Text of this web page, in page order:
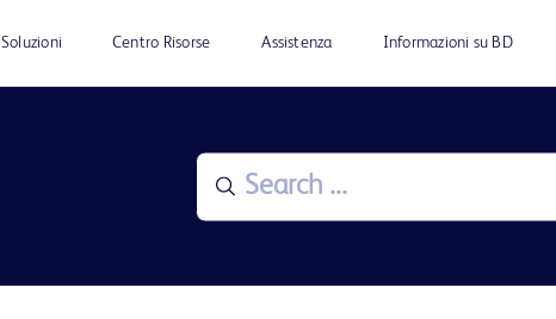
Soluzioni Centro Risorse Assistenza Informazioni su BD